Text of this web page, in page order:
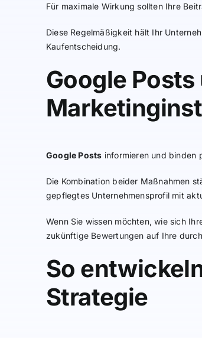
Für maximale Wirkung sollten Ihre
Diese Regelmäßigkeit hält Ihr
Kaufentscheidung.
Google
Google Posts informieren und binden
Die Kombination beider Maßnahmen
gepflegtes Unternehmensprofil mit
Wenn Sie wissen möchten, wie sich
zukünftige Bewertungen auf Ihre
So
Strategie